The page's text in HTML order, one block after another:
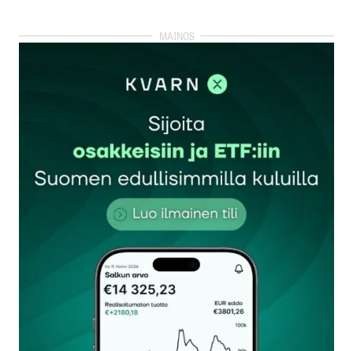
kirjautua
rekisteröityä
Sähköpostiosoitettasi ei julkaista.Pakolliset
kentät on merkitty*
Kommentti*